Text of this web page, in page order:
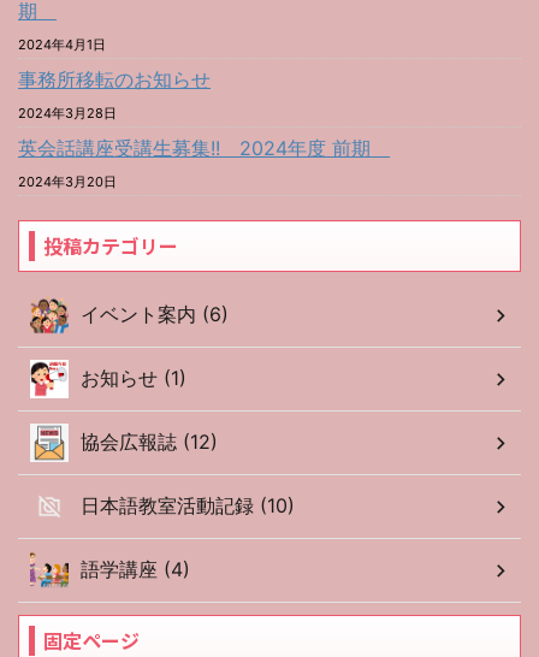
期
2024年4月1日
事務所移転のお知らせ
2024年3月28日
英会話講座受講生募集!! 2024年度 前期
2024年3月20日
投稿カテゴリー
イベント案内 (6)
お知らせ (1)
協会広報誌 (12)
日本語教室活動記録 (10)
語学講座 (4)
固定ページ